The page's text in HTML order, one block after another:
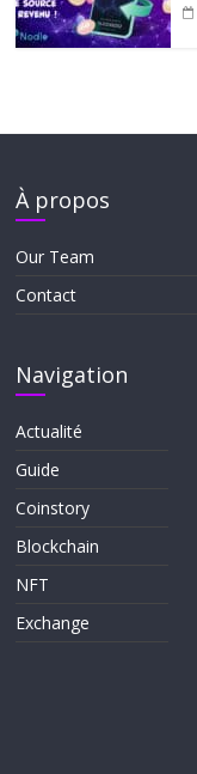
À propos
Our Team
Contact
Navigation
Actualité
Guide
Coinstory
Blockchain
NFT
Exchange